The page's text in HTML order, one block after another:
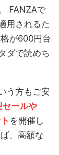
FANZAで
用されるた
が600円台
ダで読めち
う方もご安
セールや
を開催し
、高額な